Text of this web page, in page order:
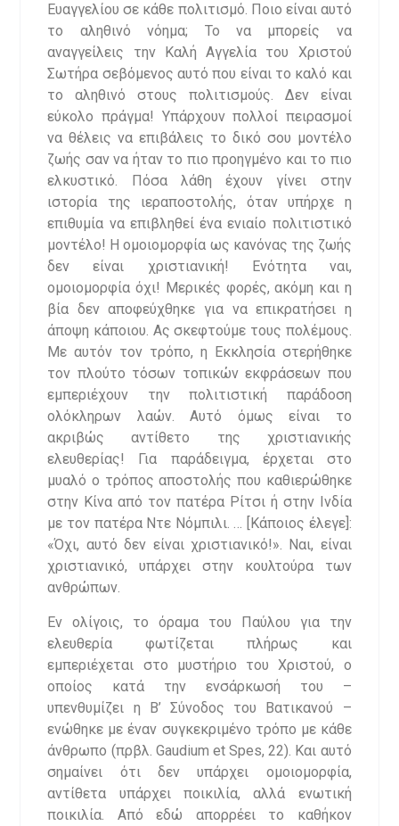
Ευαγγελίου σε κάθε πολιτισμό. Ποιο είναι αυτό
το αληθινό νόημα; Το να μπορείς να
αναγγείλεις την Καλή Αγγελία του Χριστού
Σωτήρα σεβόμενος αυτό που είναι το καλό και
το αληθινό στους πολιτισμούς. Δεν είναι
εύκολο πράγμα! Υπάρχουν πολλοί πειρασμοί
να θέλεις να επιβάλεις το δικό σου μοντέλο
ζωής σαν να ήταν το πιο προηγμένο και το πιο
ελκυστικό. Πόσα λάθη έχουν γίνει στην
ιστορία της ιεραποστολής, όταν υπήρχε η
επιθυμία να επιβληθεί ένα ενιαίο πολιτιστικό
μοντέλο! Η ομοιομορφία ως κανόνας της ζωής
δεν είναι χριστιανική! Ενότητα ναι,
ομοιομορφία όχι! Μερικές φορές, ακόμη και η
βία δεν αποφεύχθηκε για να επικρατήσει η
άποψη κάποιου. Ας σκεφτούμε τους πολέμους.
Με αυτόν τον τρόπο, η Εκκλησία στερήθηκε
τον πλούτο τόσων τοπικών εκφράσεων που
εμπεριέχουν την πολιτιστική παράδοση
ολόκληρων λαών. Αυτό όμως είναι το
ακριβώς αντίθετο της χριστιανικής
ελευθερίας! Για παράδειγμα, έρχεται στο
μυαλό ο τρόπος αποστολής που καθιερώθηκε
στην Κίνα από τον πατέρα Ρίτσι ή στην Ινδία
με τον πατέρα Ντε Νόμπιλι. … [Κάποιος έλεγε]:
«Όχι, αυτό δεν είναι χριστιανικό!». Ναι, είναι
χριστιανικό, υπάρχει στην κουλτούρα των
ανθρώπων.
Εν ολίγοις, το όραμα του Παύλου για την
ελευθερία φωτίζεται πλήρως και
εμπεριέχεται στο μυστήριο του Χριστού, ο
οποίος κατά την ενσάρκωσή του –
υπενθυμίζει η Β’ Σύνοδος του Βατικανού –
ενώθηκε με έναν συγκεκριμένο τρόπο με κάθε
άνθρωπο (πρβλ. Gaudium et Spes, 22). Και αυτό
σημαίνει ότι δεν υπάρχει ομοιομορφία,
αντίθετα υπάρχει ποικιλία, αλλά ενωτική
ποικιλία. Από εδώ απορρέει το καθήκον